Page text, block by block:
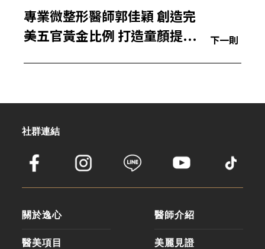
建立專屬帳號
只要再完成幾個步驟，即可完成帳號的註冊程序，
專業微整形醫師郭佳穎 創造完
美五官黃金比例 打造童顏提...
下一則
社群連結
關於逸心 醫師介紹
醫美項目 美麗見證